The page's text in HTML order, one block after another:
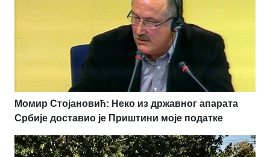
Момир Стојановић: Неко из државног апарата
Србије доставио је Приштини моје податке